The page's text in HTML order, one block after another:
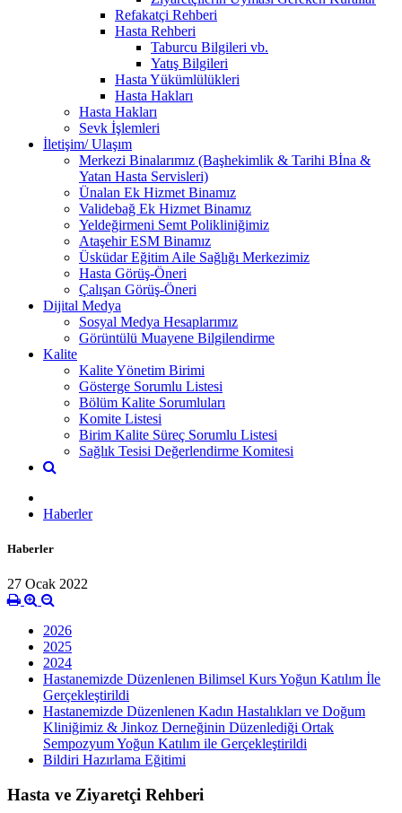
Refakatçi Rehberi
Hasta Rehberi
Taburcu Bilgileri vb.
Yatış Bilgileri
Hasta Yükümlülükleri
Hasta Hakları
Hasta Hakları
Sevk İşlemleri
İletişim/ Ulaşım
Merkezi Binalarımız (Başhekimlik & Tarihi Bİna &
Yatan Hasta Servisleri)
Ünalan Ek Hizmet Binamız
Validebağ Ek Hizmet Binamız
Yeldeğirmeni Semt Polikliniğimiz
Ataşehir ESM Binamız
Üsküdar Eğitim Aile Sağlığı Merkezimiz
Hasta Görüş-Öneri
Çalışan Görüş-Öneri
Dijital Medya
Sosyal Medya Hesaplarımız
Görüntülü Muayene Bilgilendirme
Kalite
Kalite Yönetim Birimi
Gösterge Sorumlu Listesi
Bölüm Kalite Sorumluları
Komite Listesi
Birim Kalite Süreç Sorumlu Listesi
Sağlık Tesisi Değerlendirme Komitesi
Haberler
Haberler
27 Ocak 2022
2026
2025
2024
Hastanemizde Düzenlenen Bilimsel Kurs Yoğun Katılım İle
Gerçekleştirildi
Hastanemizde Düzenlenen Kadın Hastalıkları ve Doğum
Kliniğimiz & Jinkoz Derneğinin Düzenlediği Ortak
Sempozyum Yoğun Katılım ile Gerçekleştirildi
Bildiri Hazırlama Eğitimi
Hasta ve Ziyaretçi Rehberi